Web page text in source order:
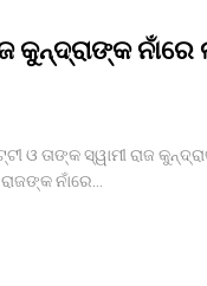
କୁନ୍ଦ୍ରାଙ୍କ
ଓ ତାଙ୍କ ସ୍ୱାମୀ ରାଜ
ନାଁରେ…